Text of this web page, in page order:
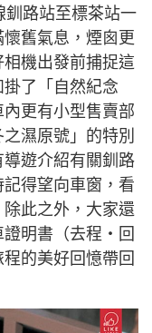
釧路站至標茶站一
舊氣息，煙囪更
機出發前捕捉這
了「自然紀念
更有小型售賣部
濕原號」的特別
遊介紹有關釧路
得望向車窗，看
此之外，大家還
明書（去程・回
的美好回憶帶回